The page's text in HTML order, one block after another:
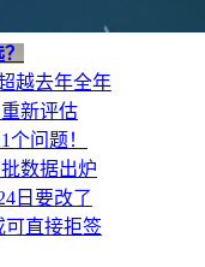
越去年全年
新评估
问题！
数据出炉
日要改了
可直接拒签